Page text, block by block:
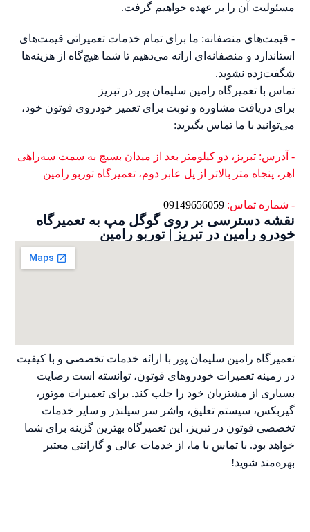
مسئولیت آن را بر عهده خواهیم گرفت.
- قیمت‌های منصفانه: ما برای تمام خدمات تعمیراتی قیمت‌های
استاندارد و منصفانه‌ای ارائه می‌دهیم تا شما هیچ‌گاه از هزینه‌ها
شگفت‌زده نشوید.
تماس با تعمیرگاه رامین سلیمان پور در تبریز
برای دریافت مشاوره و نوبت برای تعمیر خودروی فوتون خود،
می‌توانید با ما تماس بگیرید:
- آدرس: تبریز، دو کیلومتر بعد از میدان بسیج به سمت سه‌راهی
اهر، پنجاه متر بالاتر از پل عابر دوم، تعمیرگاه توربو رامین
- شماره تماس:09149656059
نقشه دسترسی بر روی گوگل مپ به تعمیرگاه
خودرو رامین در تبریز | توربو رامین
تعمیرگاه رامین سلیمان پور با ارائه خدمات تخصصی و با کیفیت
در زمینه تعمیرات خودروهای فوتون، توانسته است رضایت
بسیاری از مشتریان خود را جلب کند. برای تعمیرات موتور،
گیربکس، سیستم تعلیق، واشر سر سیلندر و سایر خدمات
تخصصی فوتون در تبریز، این تعمیرگاه بهترین گزینه برای شما
خواهد بود. با تماس با ما، از خدمات عالی و گارانتی معتبر
بهره‌مند شوید!